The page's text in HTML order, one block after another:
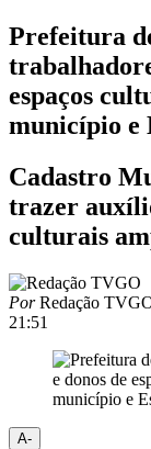
Prefeitura
espaços
município e
Cadastro
trazer
culturais
PorRedação
21:51
A-